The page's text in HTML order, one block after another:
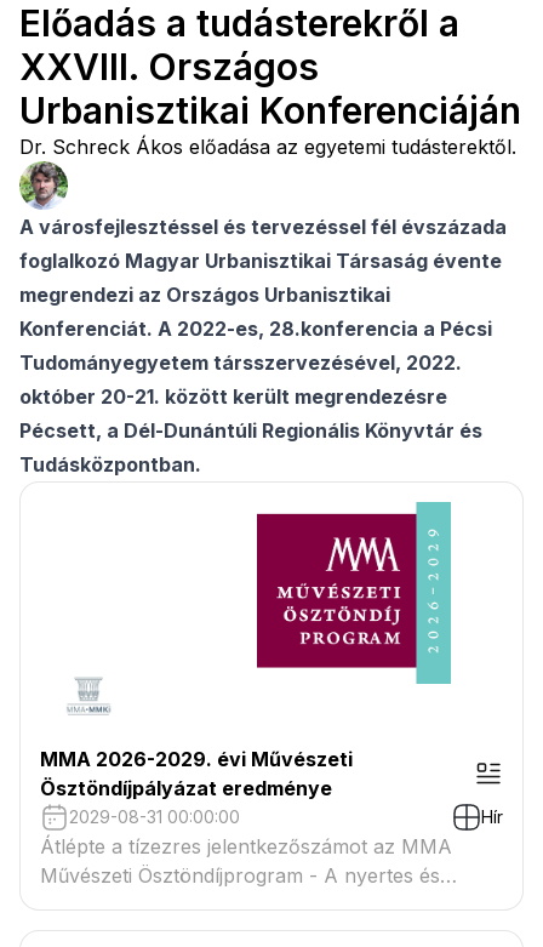
Előadás a tudásterekről a
XXVIII. Országos
Urbanisztikai Konferenciáján
Dr. Schreck Ákos előadása az egyetemi tudásterektől.
A városfejlesztéssel és tervezéssel fél évszázada
foglalkozó Magyar Urbanisztikai Társaság évente
megrendezi az Országos Urbanisztikai
Konferenciát. A 2022-es, 28.konferencia a Pécsi
Tudományegyetem társszervezésével, 2022.
október 20-21. között került megrendezésre
Pécsett, a Dél-Dunántúli Regionális Könyvtár és
Tudásközpontban.
MMA 2026-2029. évi Művészeti
Ösztöndíjpályázat eredménye
2029-08-31 00:00:00 Hír
Átlépte a tízezres jelentkezőszámot az MMA
Művészeti Ösztöndíjprogram - A nyertes és
tartaléklistás pályázók névsora megtekinthető a
csatolmányban